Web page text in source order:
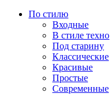
По стилю
Входные
В стиле техно
Под старину
Классические
Красивые
Простые
Современные